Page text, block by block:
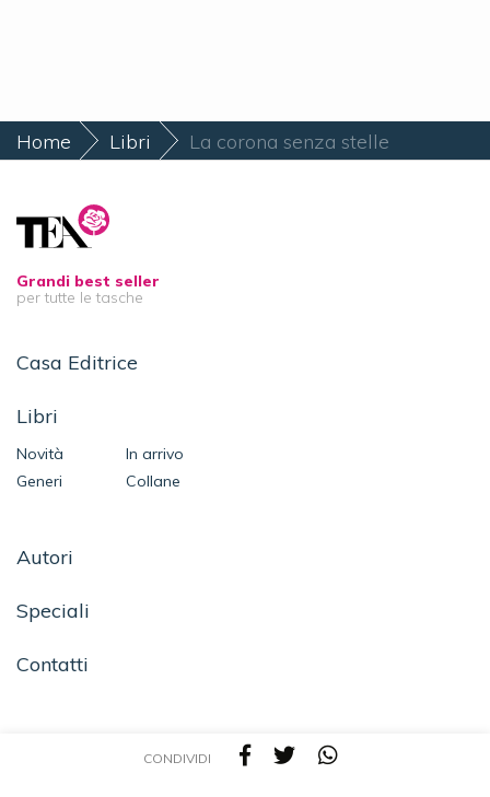
CONDIVIDI
Home Libri La corona senza stelle
Grandi best seller
per tutte le tasche
Casa Editrice
Libri
Novità
In arrivo
Generi
Collane
Autori
Speciali
Contatti
SEGUICI SU